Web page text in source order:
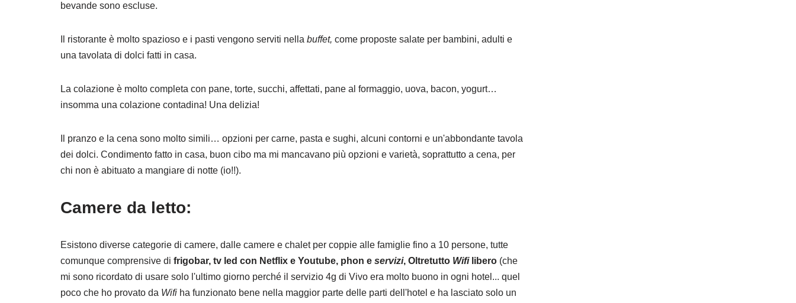
bevande sono escluse.
Il ristorante è molto spazioso e i pasti vengono serviti nella buffet, come proposte salate per bambini, adulti e
una tavolata di dolci fatti in casa.
La colazione è molto completa con pane, torte, succhi, affettati, pane al formaggio, uova, bacon, yogurt…
insomma una colazione contadina! Una delizia!
Il pranzo e la cena sono molto simili… opzioni per carne, pasta e sughi, alcuni contorni e un'abbondante tavola
dei dolci. Condimento fatto in casa, buon cibo ma mi mancavano più opzioni e varietà, soprattutto a cena, per
chi non è abituato a mangiare di notte (io!!).
Camere da letto:
Esistono diverse categorie di camere, dalle camere e chalet per coppie alle famiglie fino a 10 persone, tutte
comunque comprensive di frigobar, tv led con Netflix e Youtube, phon e servizi, Oltretutto Wifilibero (che
mi sono ricordato di usare solo l'ultimo giorno perché il servizio 4g di Vivo era molto buono in ogni hotel... quel
poco che ho provato da Wifi ha funzionato bene nella maggior parte delle parti dell'hotel e ha lasciato solo un